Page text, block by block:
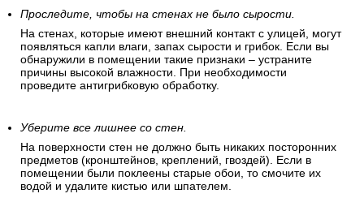
Проследите, чтобы на стенах не было сырости.
На стенах, которые имеют внешний контакт с улицей, могут
появляться капли влаги, запах сырости и грибок. Если вы
обнаружили в помещении такие признаки – устраните
причины высокой влажности. При необходимости
проведите антигрибковую обработку.
Уберите все лишнее со стен.
На поверхности стен не должно быть никаких посторонних
предметов (кронштейнов, креплений, гвоздей). Если в
помещении были поклеены старые обои, то смочите их
водой и удалите кистью или шпателем.